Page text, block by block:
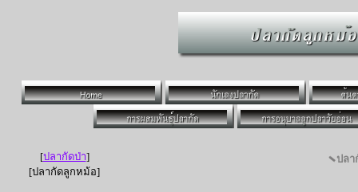
[ปลากัดป่า]
[ปลากัดลูกหม้อ]
ปล